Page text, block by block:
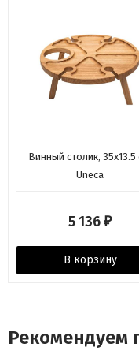
Винный столик, 35х13.5
Uneca
5 136 ₽
В корзину
Рекомендуем